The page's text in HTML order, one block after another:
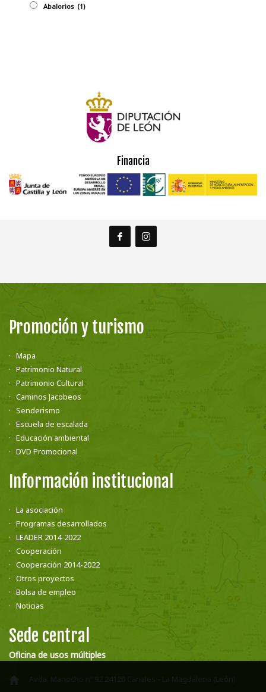
Abalorios (1)
Financia
Promoción y turismo
Mapa
Patrimonio Natural
Patrimonio Cultural
Caminos Jacobeos
Senderismo
Escuela de escalada
Educación ambiental
DVD Promocional
Información institucional
La asociación
Programas desarrollados
LEADER 2014-2022
Cooperación
Cooperación 2014-2022
Otros proyectos
Bolsa de empleo
Noticias
Sede central
Oficina de usos múltiples
Avda. Manocho nº 92 24120 Canales - La Magdalena (León)